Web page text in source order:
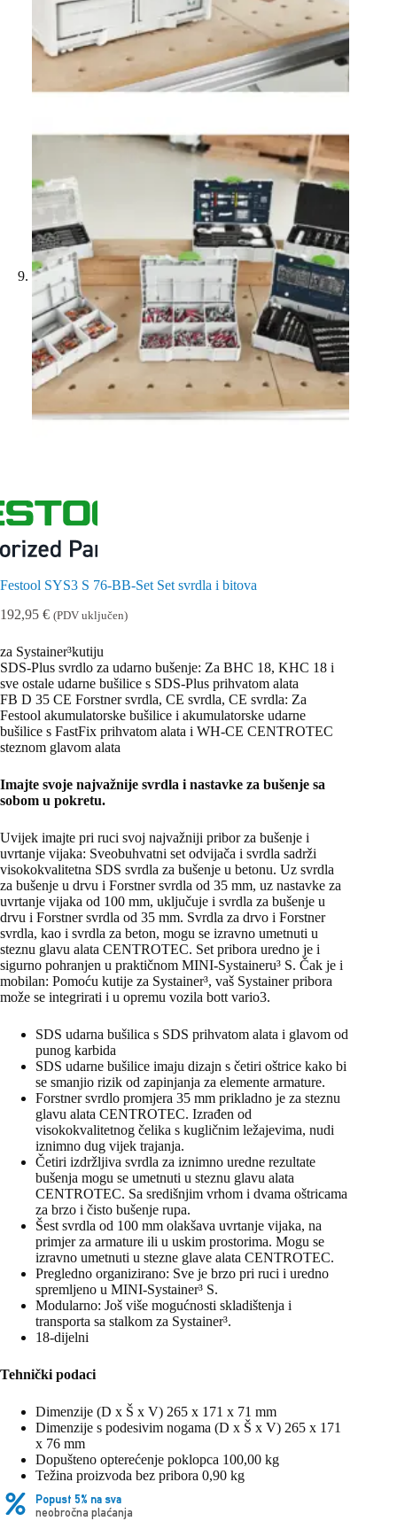
Festool SYS3 S 76-BB-Set Set svrdla i bitova
192,95 € (PDV uključen)
za Systainer³kutiju
SDS-Plus svrdlo za udarno bušenje: Za BHC 18, KHC 18 i
sve ostale udarne bušilice s SDS-Plus prihvatom alata
FB D 35 CE Forstner svrdla, CE svrdla, CE svrdla: Za
Festool akumulatorske bušilice i akumulatorske udarne
bušilice s FastFix prihvatom alata i WH-CE CENTROTEC
steznom glavom alata
Imajte svoje najvažnije svrdla i nastavke za bušenje sa
sobom u pokretu.
Uvijek imajte pri ruci svoj najvažniji pribor za bušenje i
uvrtanje vijaka: Sveobuhvatni set odvijača i svrdla sadrži
visokokvalitetna SDS svrdla za bušenje u betonu. Uz svrdla
za bušenje u drvu i Forstner svrdla od 35 mm, uz nastavke za
uvrtanje vijaka od 100 mm, uključuje i svrdla za bušenje u
drvu i Forstner svrdla od 35 mm. Svrdla za drvo i Forstner
svrdla, kao i svrdla za beton, mogu se izravno umetnuti u
steznu glavu alata CENTROTEC. Set pribora uredno je i
sigurno pohranjen u praktičnom MINI-Systaineru³ S. Čak je i
mobilan: Pomoću kutije za Systainer³, vaš Systainer pribora
može se integrirati i u opremu vozila bott vario3.
SDS udarna bušilica s SDS prihvatom alata i glavom od
punog karbida
SDS udarne bušilice imaju dizajn s četiri oštrice kako bi
se smanjio rizik od zapinjanja za elemente armature.
Forstner svrdlo promjera 35 mm prikladno je za steznu
glavu alata CENTROTEC. Izrađen od
visokokvalitetnog čelika s kugličnim ležajevima, nudi
iznimno dug vijek trajanja.
Četiri izdržljiva svrdla za iznimno uredne rezultate
bušenja mogu se umetnuti u steznu glavu alata
CENTROTEC. Sa središnjim vrhom i dvama oštricama
za brzo i čisto bušenje rupa.
Šest svrdla od 100 mm olakšava uvrtanje vijaka, na
primjer za armature ili u uskim prostorima. Mogu se
izravno umetnuti u stezne glave alata CENTROTEC.
Pregledno organizirano: Sve je brzo pri ruci i uredno
spremljeno u MINI-Systainer³ S.
Modularno: Još više mogućnosti skladištenja i
transporta sa stalkom za Systainer³.
18-dijelni
Tehnički podaci
Dimenzije (D x Š x V) 265 x 171 x 71 mm
Dimenzije s podesivim nogama (D x Š x V) 265 x 171
x 76 mm
Dopušteno opterećenje poklopca 100,00 kg
Težina proizvoda bez pribora 0,90 kg
Popust 5% na sva
neobročna plaćanja